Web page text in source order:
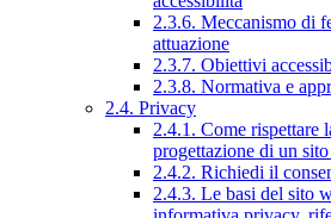
2.3.6. Meccanismo di
attuazione
2.3.7. Obiettivi
2.3.8. Normativa e
2.4. Privacy
2.4.1. Come rispettare
progettazione di un
2.4.2. Richiedi il
2.4.3. Le basi del sito